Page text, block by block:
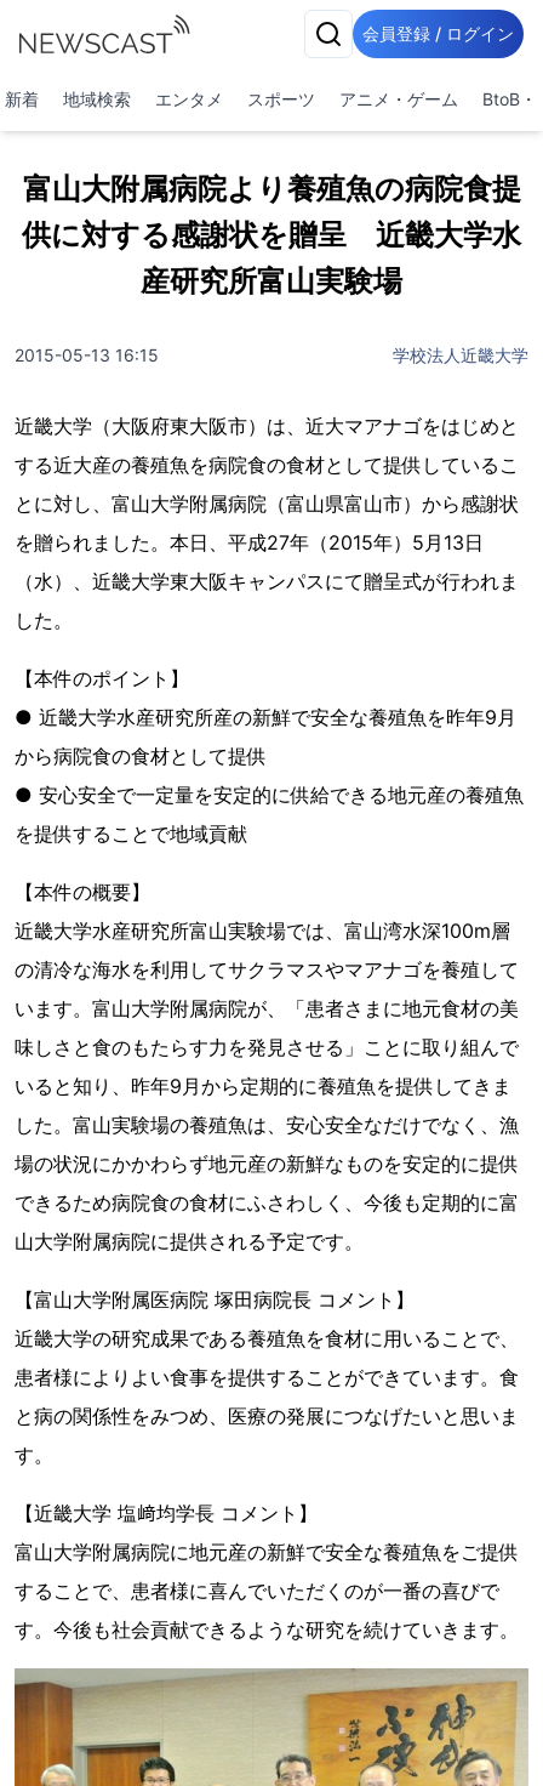
会員登録 / ログイン
新着 地域検索 エンタメ スポーツ アニメ・ゲーム BtoB・
富山大附属病院より養殖魚の病院食提
供に対する感謝状を贈呈 近畿大学水
産研究所富山実験場
2015-05-13 16:15 学校法人近畿大学
近畿大学（大阪府東大阪市）は、近大マアナゴをはじめと
する近大産の養殖魚を病院食の食材として提供しているこ
とに対し、富山大学附属病院（富山県富山市）から感謝状
を贈られました。本日、平成27年（2015年）5月13日
（水）、近畿大学東大阪キャンパスにて贈呈式が行われま
した。
【本件のポイント】
● 近畿大学水産研究所産の新鮮で安全な養殖魚を昨年9月
から病院食の食材として提供
● 安心安全で一定量を安定的に供給できる地元産の養殖魚
を提供することで地域貢献
【本件の概要】
近畿大学水産研究所富山実験場では、富山湾水深100m層
の清冷な海水を利用してサクラマスやマアナゴを養殖して
います。富山大学附属病院が、「患者さまに地元食材の美
味しさと食のもたらす力を発見させる」ことに取り組んで
いると知り、昨年9月から定期的に養殖魚を提供してきま
した。富山実験場の養殖魚は、安心安全なだけでなく、漁
場の状況にかかわらず地元産の新鮮なものを安定的に提供
できるため病院食の食材にふさわしく、今後も定期的に富
山大学附属病院に提供される予定です。
【富山大学附属医病院 塚田病院長 コメント】
近畿大学の研究成果である養殖魚を食材に用いることで、
患者様によりよい食事を提供することができています。食
と病の関係性をみつめ、医療の発展につなげたいと思いま
す。
【近畿大学 塩﨑均学長 コメント】
富山大学附属病院に地元産の新鮮で安全な養殖魚をご提供
することで、患者様に喜んでいただくのが一番の喜びで
す。今後も社会貢献できるような研究を続けていきます。